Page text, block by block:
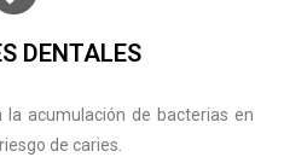
DENTALES
acumulación de bacterias en
de caries.